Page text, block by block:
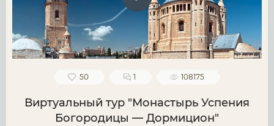
50 1 108175
Виртуальный тур "Монастырь Успения
Богородицы — Дормицион"